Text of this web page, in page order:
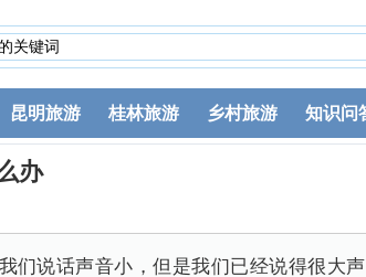
昆明旅游 桂林旅游 乡村旅游 知识问
办
们说话声音小，但是我们已经说得很大